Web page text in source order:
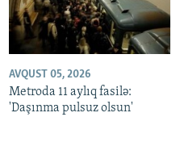
AVQUST 05, 2026
Metroda 11 aylıq fasilə:
'Daşınma pulsuz olsun'